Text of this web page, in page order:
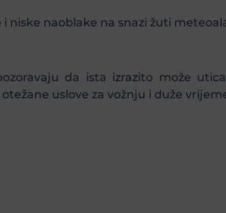
i niske naoblake na snazi žuti
da ista izrazito može
uslove za vožnju i duže